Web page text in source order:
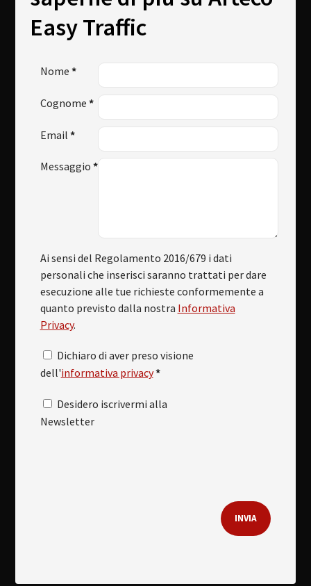
Easy Traffic
Nome *
Cognome *
Email *
Messaggio *
Ai sensi del Regolamento 2016/679 i dati
personali che inserisci saranno trattati per dare
esecuzione alle tue richieste conformemente a
quanto previsto dalla nostra Informativa
Privacy.
Dichiaro di aver preso visione
dell'informativa privacy*
Desidero iscrivermi alla
Newsletter
INVIA